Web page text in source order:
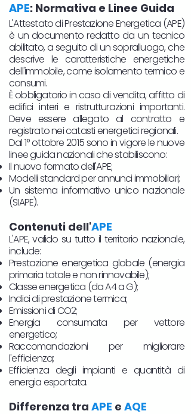
APE: Normativa e Linee Guida
L'Attestato di Prestazione Energetica (APE)
è un documento redatto da un tecnico
abilitato, a seguito di un sopralluogo, che
descrive le caratteristiche energetiche
dell'immobile, come isolamento termico e
consumi.
È obbligatorio in caso di vendita, affitto di
edifici interi e ristrutturazioni importanti.
Deve essere allegato al contratto e
registrato nei catasti energetici regionali.
Dal 1° ottobre 2015 sono in vigore le nuove
linee guida nazionali che stabiliscono:
Il nuovo formato dell'APE;
Modelli standard per annunci immobiliari;
Un sistema informativo unico nazionale
(SIAPE).
Contenuti dell'APE
L'APE, valido su tutto il territorio nazionale,
include:
Prestazione energetica globale (energia
primaria totale e non rinnovabile);
Classe energetica (da A4 a G);
Indici di prestazione termica;
Emissioni di CO2;
Energia consumata per vettore
energetico;
Raccomandazioni per migliorare
l'efficienza;
Efficienza degli impianti e quantità di
energia esportata.
Differenza tra APE e AQE